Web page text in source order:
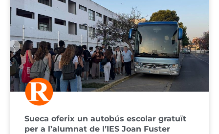
Sueca oferix un autobús escolar gratuït
per a l’alumnat de l’IES Joan Fuster